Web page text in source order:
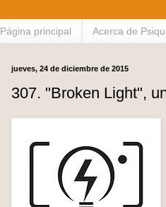
Página principal Acerca de
jueves, 24 de diciembre de 2015
307. "Broken Light",